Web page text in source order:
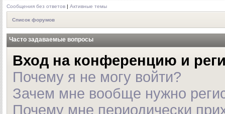
Сообщения без ответов | Активные темы
Список форумов
Часто задаваемые вопросы
Вход на конференцию и
Почему я не могу войти?
Зачем мне вообще нужно
Почему мне периодически